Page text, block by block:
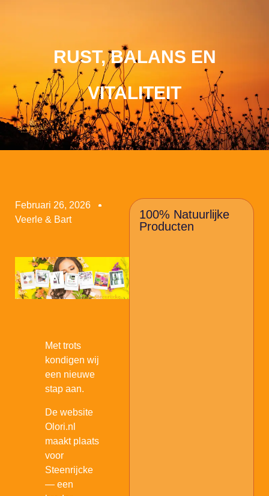
RUST, BALANS EN
VITALITEIT
Februari 26, 2026
Veerle & Bart
Met trots
kondigen wij
een nieuwe
stap aan.
De website
Olori.nl
maakt plaats
voor
Steenrijcke
— een
100% Natuurlijke
Producten